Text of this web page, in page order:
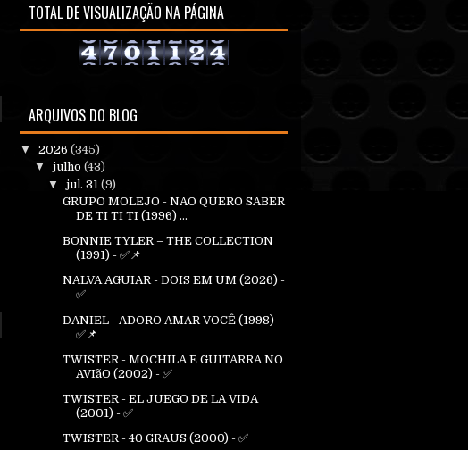
TOTAL DE VISUALIZAÇÃO NA PÁGINA
ARQUIVOS DO BLOG
▼ 2026 (345)
▼ julho (43)
▼jul. 31(9)
GRUPO MOLEJO - NÃO QUERO SABER
DE TI TI TI (1996) ...
BONNIE TYLER – THE COLLECTION
(1991) - ✅📌
NALVA AGUIAR - DOIS EM UM (2026) -
✅
DANIEL - ADORO AMAR VOCÊ (1998) -
✅📌
TWISTER - MOCHILA E GUITARRA NO
AVIãO (2002) - ✅
TWISTER - EL JUEGO DE LA VIDA
(2001) - ✅
TWISTER - 40 GRAUS (2000) - ✅